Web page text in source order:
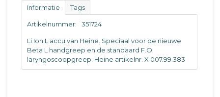
Informatie Tags
Artikelnummer: 351724
Li Ion L accu van Heine. Speciaal voor de nieuwe
Beta L handgreep en de standaard F.O.
laryngoscoopgreep. Heine artikelnr. X 007.99.383